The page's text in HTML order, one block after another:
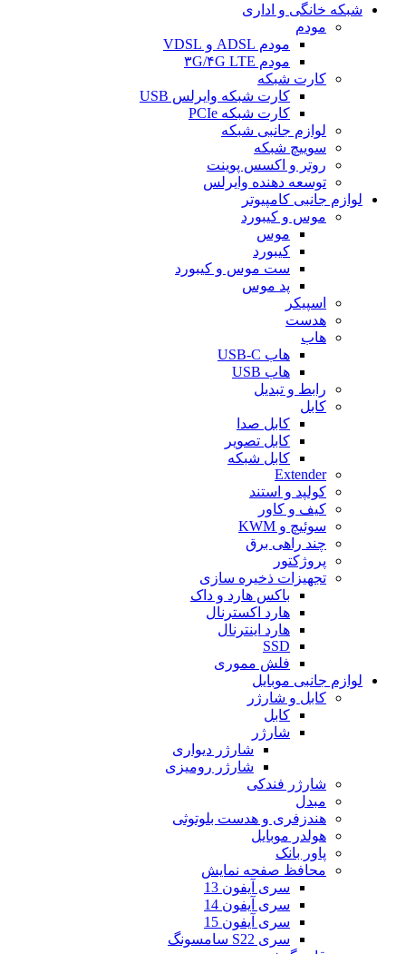
شبکه خانگی و اداری
مودم
مودم ADSL و VDSL
مودم ۳G/۴G LTE
کارت شبکه
کارت شبکه وایرلس USB
کارت شبکه PCIe
لوازم جانبی شبکه
سوییچ شبکه
روتر و اکسس پوینت
توسعه دهنده وایرلس
لوازم جانبی کامپیوتر
موس و کیبورد
موس
کیبورد
ست موس و کیبورد
پد موس
اسپیکر
هدست
هاب
هاب USB-C
هاب USB
رابط و تبدیل
کابل
کابل صدا
کابل تصویر
کابل شبکه
Extender
کولپد و استند
کیف و کاور
سوئیچ و KWM
چند راهی برق
پروژکتور
تجهیزات ذخیره سازی
باکس هارد و داک
هارد اکسترنال
هارد اینترنال
SSD
فلش مموری
لوازم جانبی موبایل
کابل و شارژر
کابل
شارژر
شارژر دیواری
شارژر رومیزی
شارژر فندکی
مبدل
هندزفری و هدست بلوتوثی
هولدر موبایل
پاور بانک
محافظ صفحه نمایش
سری آیفون 13
سری آیفون 14
سری آیفون 15
سری S22 سامسونگ